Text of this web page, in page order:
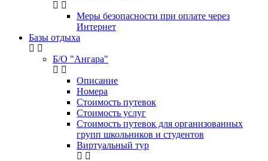
Меры безопасности при оплате через
Интернет
Базы отдыха
Б/О "Ангара"
Описание
Номера
Стоимость путевок
Стоимость услуг
Стоимость путевок для организованных
групп школьников и студентов
Виртуальный тур